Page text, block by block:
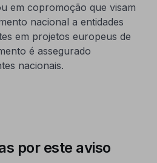
em copromoção que visam
nacional a entidades
em projetos europeus de
é assegurado
nacionais.
por este aviso